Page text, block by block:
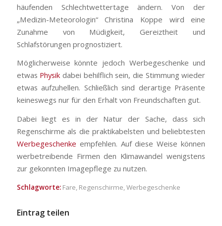
häufenden Schlechtwettertage ändern. Von der
„Medizin-Meteorologin“ Christina Koppe wird eine
Zunahme von Müdigkeit, Gereiztheit und
Schlafstörungen prognostiziert.
Möglicherweise könnte jedoch Werbegeschenke und
etwas Physik dabei behilflich sein, die Stimmung wieder
etwas aufzuhellen. Schließlich sind derartige Präsente
keineswegs nur für den Erhalt von Freundschaften gut.
Dabei liegt es in der Natur der Sache, dass sich
Regenschirme als die praktikabelsten und beliebtesten
Werbegeschenke empfehlen. Auf diese Weise können
werbetreibende Firmen den Klimawandel wenigstens
zur gekonnten Imagepflege zu nutzen.
Schlagworte: Fare, Regenschirme,Werbegeschenke
Eintrag teilen